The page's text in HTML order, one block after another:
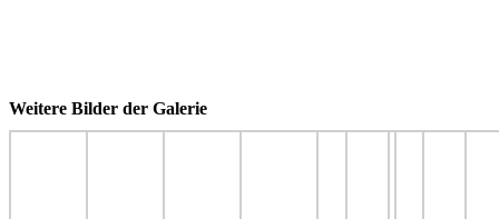
Weitere Bilder der Galerie